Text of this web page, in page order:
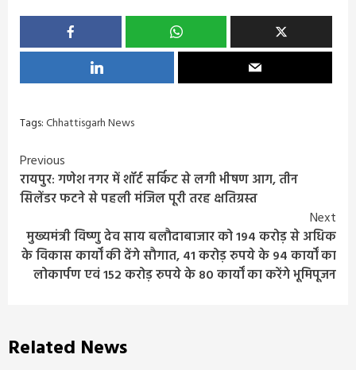
Tags:Chhattisgarh News
Continue
Reading
Previous
रायपुर: गणेश नगर में शॉर्ट सर्किट से लगी भीषण आग, तीन
सिलेंडर फटने से पहली मंजिल पूरी तरह क्षतिग्रस्त
Next
मुख्यमंत्री विष्णु देव साय बलौदाबाजार को 194 करोड़ से अधिक
के विकास कार्यों की देंगे सौगात, 41 करोड़ रुपये के 94 कार्यों का
लोकार्पण एवं 152 करोड़ रुपये के 80 कार्यों का करेंगे भूमिपूजन
Related News